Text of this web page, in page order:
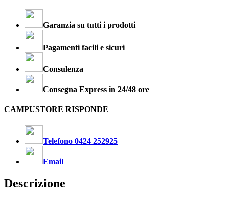
Garanzia su tutti i prodotti
Pagamenti facili e sicuri
Consulenza
Consegna Express in 24/48 ore
CAMPUSTORE RISPONDE
Telefono 0424 252925
Email
Descrizione